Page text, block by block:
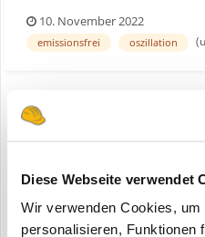
Diese Webseite verwendet
Wir verwenden Cookies,
personalisieren, Funktionen
dem europäischen Markt zur
sind ausgestattet mit
10. November 2022
emissionsfrei oszillation
ein Thema erstellte
Windhagen, 10.11.2022 - Hamm